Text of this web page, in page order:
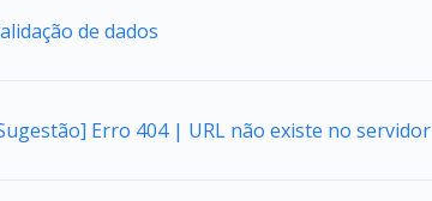
de dados
Erro 404 | URL não existe no servidor